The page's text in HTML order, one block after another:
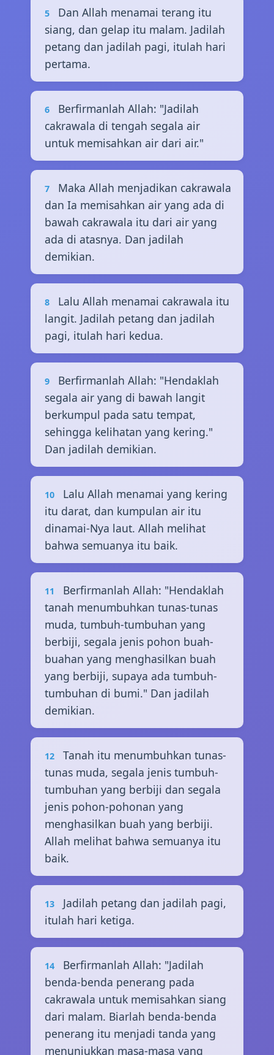
5
Dan Allah menamai terang itu
siang, dan gelap itu malam. Jadilah
petang dan jadilah pagi, itulah hari
pertama.
6
Berfirmanlah Allah: "Jadilah
cakrawala di tengah segala air
untuk memisahkan air dari air."
7
Maka Allah menjadikan cakrawala
dan Ia memisahkan air yang ada di
bawah cakrawala itu dari air yang
ada di atasnya. Dan jadilah
demikian.
8
Lalu Allah menamai cakrawala itu
langit. Jadilah petang dan jadilah
pagi, itulah hari kedua.
9
Berfirmanlah Allah: "Hendaklah
segala air yang di bawah langit
berkumpul pada satu tempat,
sehingga kelihatan yang kering."
Dan jadilah demikian.
10
Lalu Allah menamai yang kering
itu darat, dan kumpulan air itu
dinamai-Nya laut. Allah melihat
bahwa semuanya itu baik.
11
Berfirmanlah Allah: "Hendaklah
tanah menumbuhkan tunas-tunas
muda, tumbuh-tumbuhan yang
berbiji, segala jenis pohon buah-
buahan yang menghasilkan buah
yang berbiji, supaya ada tumbuh-
tumbuhan di bumi." Dan jadilah
demikian.
12
Tanah itu menumbuhkan tunas-
tunas muda, segala jenis tumbuh-
tumbuhan yang berbiji dan segala
jenis pohon-pohonan yang
menghasilkan buah yang berbiji.
Allah melihat bahwa semuanya itu
baik.
13
Jadilah petang dan jadilah pagi,
itulah hari ketiga.
14
Berfirmanlah Allah: "Jadilah
benda-benda penerang pada
cakrawala untuk memisahkan siang
dari malam. Biarlah benda-benda
penerang itu menjadi tanda yang
menunjukkan masa-masa yang